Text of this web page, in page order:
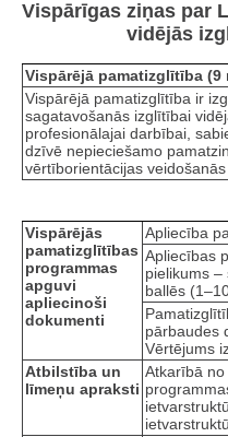
Vispārīgas ziņas par
vidējās
Vispārējā pamatizglītība (9
Vispārējā pamatizglītība ir
sagatavošanās izglītībai
profesionālajai darbībai,
dzīvē nepieciešamo
vērtīborientācijas
Vispārējās
pamatizglītības
programmas
apguvi
apliecinoši
dokumenti
Apliecība
Apliecības
pielikums –
ballēs
pārbaudes
Vērtējums
Atbilstība un
līmeņu apraksti
Atkarībā